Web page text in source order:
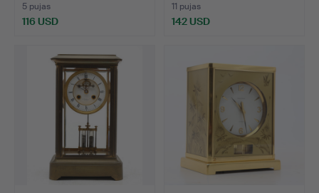
5 pujas
116 USD
11 pujas
142 USD